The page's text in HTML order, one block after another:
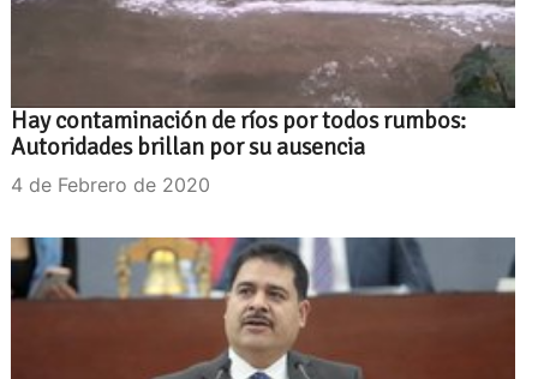
Hay contaminación de ríos por todos rumbos:
Autoridades brillan por su ausencia
4 de Febrero de 2020